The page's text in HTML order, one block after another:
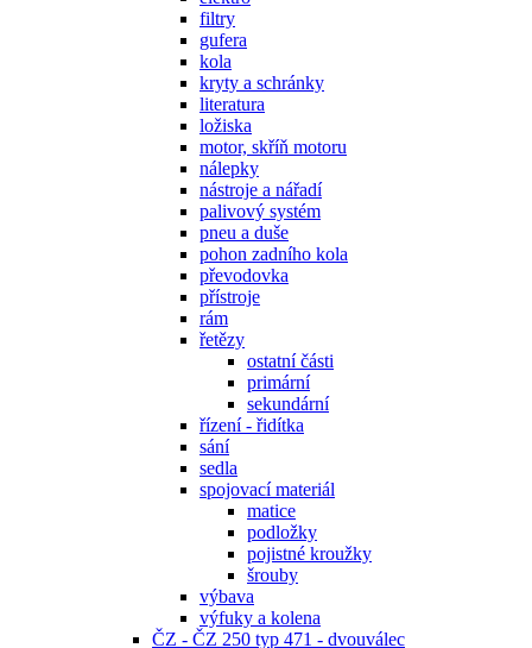
filtry
gufera
kola
kryty a schránky
literatura
ložiska
motor, skříň motoru
nálepky
nástroje a nářadí
palivový systém
pneu a duše
pohon zadního kola
převodovka
přístroje
rám
řetězy
ostatní části
primární
sekundární
řízení - řidítka
sání
sedla
spojovací materiál
matice
podložky
pojistné kroužky
šrouby
výbava
výfuky a kolena
ČZ - ČZ 250 typ 471 - dvouválec